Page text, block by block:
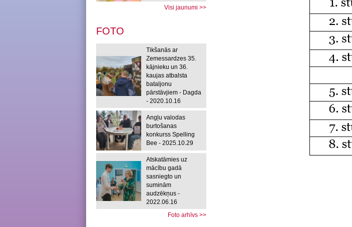
Visi jaunumi >>
FOTO
Tikšanās ar
Zemessardzes 35.
kājnieku un 36.
kaujas atbalsta
bataljonu
pārstāvjiem - Dagda
- 2020.10.16
Angļu valodas
burtošanas
konkurss Spelling
Bee - 2025.10.29
Atskatāmies uz
mācību gadā
sasniegto un
suminām
audzēkņus -
2022.06.16
Foto arhīvs >>